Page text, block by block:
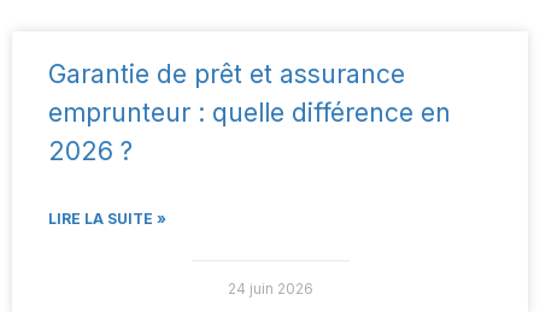
Garantie de prêt et assurance
emprunteur : quelle différence en
2026 ?
LIRE LA SUITE »
24 juin 2026